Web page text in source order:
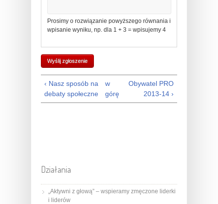
Prosimy o rozwiązanie powyższego równania i
wpisanie wyniku, np. dla 1 + 3 = wpisujemy 4
‹ Nasz sposób na
debaty społeczne
w
górę
Obywatel PRO
2013-14 ›
Działania
„Aktywni z głową” – wspieramy zmęczone liderki
i liderów